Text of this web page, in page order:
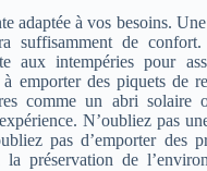
adaptée à vos besoins.
suffisamment de
aux intempéries pour
à emporter des piquets de
comme un abri solaire
N’oubliez pas
pas d’emporter des
préservation de